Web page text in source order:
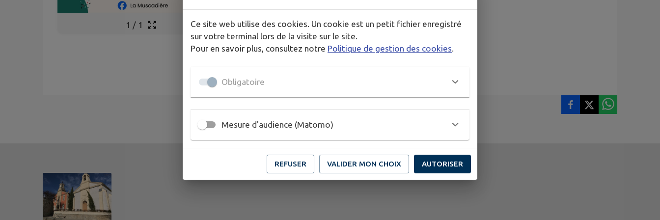
1 / 1
La Muscadière
Ce site web utilise des cookies. Un cookie est un petit fichier enregistré
sur votre terminal lors de la visite sur le site.
Pour en savoir plus, consultez notre Politique de gestion des cookies
Obligatoire
Mesure d'audience (Matomo)
REFUSER VALIDER MON CHOIX AUTORISER